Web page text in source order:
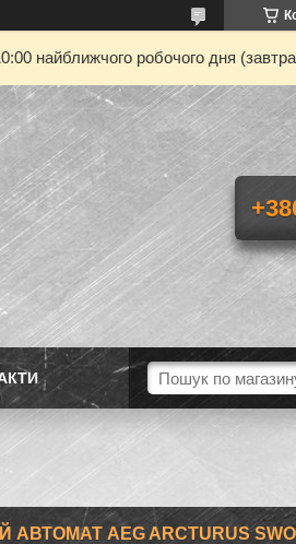
найближчого робочого дня
AEG ARCTURUS